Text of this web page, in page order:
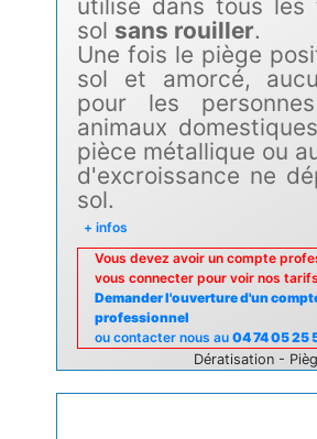
utilisé dans tous les
sol sans rouiller.
Une fois le piège
sol et amorcé,
pour les
animaux
pièce métallique ou
d'excroissance ne
sol.
+ infos
Vous devez avoir un compte
vous connecter pour voir nos tarifs
Demander l'ouverture d'un
professionnel
ou contacter nous au 04 74 05 25
Dératisation -